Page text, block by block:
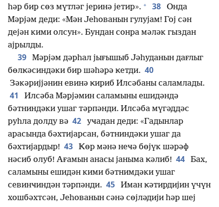
һәр бир сөз мүтләг јеринә јетир». + 38
Онда
Мәрјәм деди: «Мән Јеһованын гулујам! Гој сән
дејән кими олсун». Бундан сонра мәләк гыздан
ајрылды.
39
Мәрјәм дәрһал јығышыб Јәһуданын дағлыг
бөлҝәсиндәки бир шәһәрә ҝетди. 40
Зәкәријјәнин евинә ҝириб Илсәбаны саламлады.
41
Илсәба Мәрјәмин саламыны ешидәндә
бәтниндәки ушаг тәрпәнди. Илсәба мүгәддәс
руһла долду вә 42
уҹадан деди: «Гадынлар
арасында бәхтијарсан, бәтниндәки ушаг да
бәхтијардыр! 43
Ҝөр мәнә неҹә бөјүк шәрәф
нәсиб олуб! Ағамын анасы јаныма ҝәлиб! 44
Бах,
саламыны ешидән кими бәтнимдәки ушаг
севинҹиндән тәрпәнди. 45
Иман ҝәтирдијин үчүн
хошбәхтсән, Јеһованын сәнә сөјләдији һәр шеј